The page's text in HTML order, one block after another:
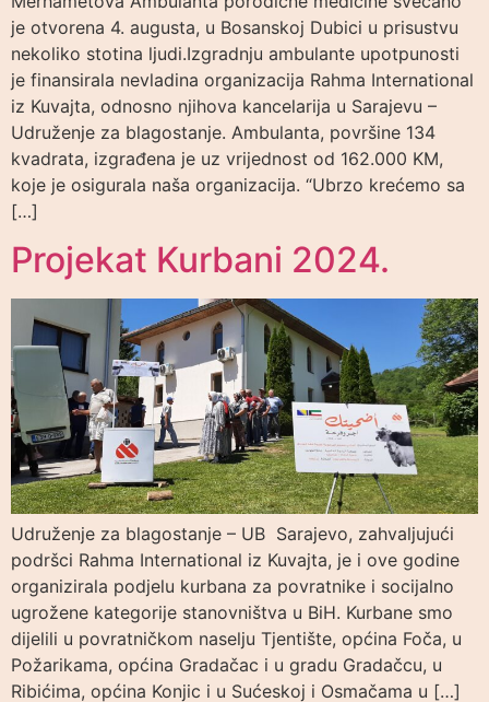
je otvorena 4. augusta, u Bosanskoj Dubici u prisustvu
nekoliko stotina ljudi.Izgradnju ambulante upotpunosti
je finansirala nevladina organizacija Rahma International
iz Kuvajta, odnosno njihova kancelarija u Sarajevu –
Udruženje za blagostanje. Ambulanta, površine 134
kvadrata, izgrađena je uz vrijednost od 162.000 KM,
koje je osigurala naša organizacija. “Ubrzo krećemo sa
[…]
Projekat Kurbani 2024.
Udruženje za blagostanje – UB Sarajevo, zahvaljujući
podršci Rahma International iz Kuvajta, je i ove godine
organizirala podjelu kurbana za povratnike i socijalno
ugrožene kategorije stanovništva u BiH. Kurbane smo
dijelili u povratničkom naselju Tjentište, općina Foča, u
Požarikama, općina Gradačac i u gradu Gradačcu, u
Ribićima, općina Konjic i u Sućeskoj i Osmačama u […]